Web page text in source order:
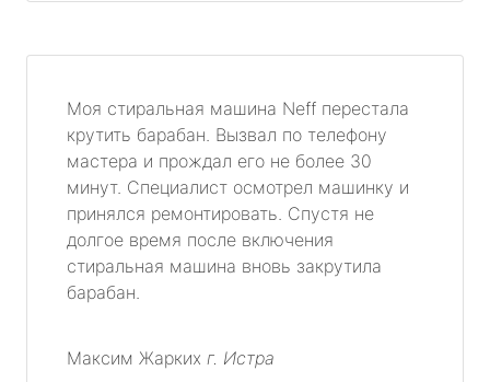
Моя стиральная машина Neff перестала
крутить барабан. Вызвал по телефону
мастера и прождал его не более 30
минут. Специалист осмотрел машинку и
принялся ремонтировать. Спустя не
долгое время после включения
стиральная машина вновь закрутила
барабан.
Максим Жарких г. Истра